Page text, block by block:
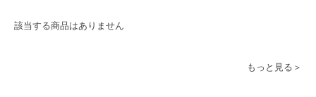
該当する商品はありません
もっと見る＞